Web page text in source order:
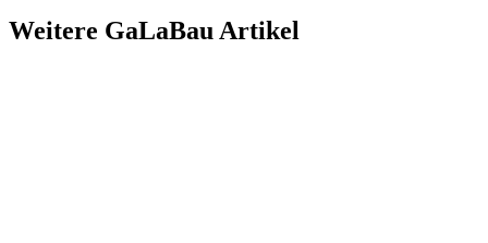
Weitere GaLaBau Artikel